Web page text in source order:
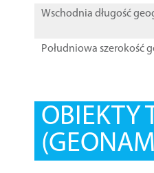
Wschodnia długość
Południowa szerokość
OBIEKTY